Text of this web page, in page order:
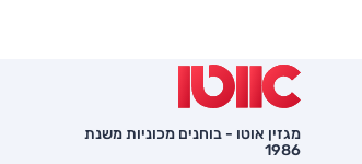
מגזין אוטו - בוחנים מכוניות משנת
1986